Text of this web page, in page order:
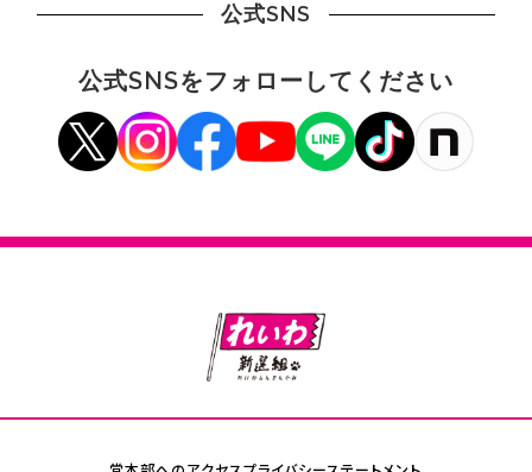
公式SNS
公式SNSをフォローしてください